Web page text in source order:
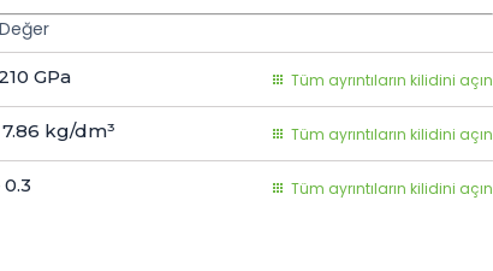
GPa Tüm ayrıntıların kilidini açın
kg/dm³ Tüm ayrıntıların kilidini açın
Tüm ayrıntıların kilidini açın